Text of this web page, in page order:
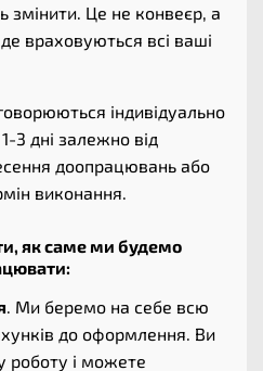
змінити. Це не конвеєр, а
враховуються всі ваші
індивідуально
3 дні залежно від
доопрацювань або
виконання.
як саме ми будемо
. Ми беремо на себе всю
до оформлення. Ви
роботу і можете